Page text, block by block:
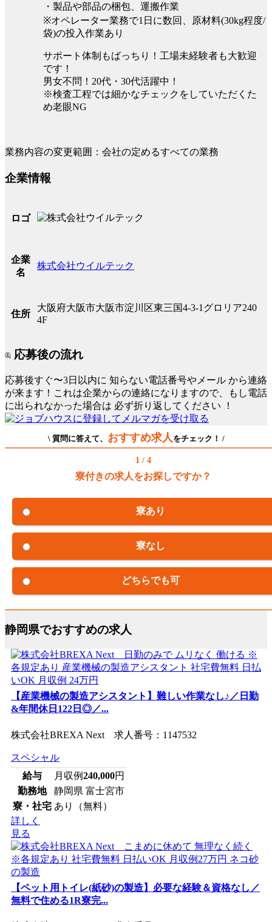
・製品や部品の梱包、運搬作業
※オペレーター業務で1日に数回、原材料(30kg程度/
袋)の投入作業あり
サポート体制もばっちり！工場未経験者も大歓迎
です！
男女不問！20代・30代活躍中！
※検査工程では細かなチェックをしていただくた
め老眼NG
業務内容の変更範囲：会社の定めるすべての業務
企業情報
ロゴ
企業
名
株式会社ウイルテック
住所
大阪府大阪市大阪市淀川区東三国4-3-1グロリア240
4F
応募後の流れ
応募後すぐ〜3日以内に 知らない電話番号やメール から連絡
が来ます！これは企業からの連絡になりますので、もし電話
に出られなかった場合は 必ず折り返してください ！
\ 質問に答えて、 おすすめ求人 をチェック！ /
1 / 4
寮付きの求人をお探しですか？
寮あり
寮なし
どちらでも可
静岡県でおすすめの求人
【産業機械の製造アシスタント】難しい作業なし♪／日勤
&年間休日122日◎／...
株式会社BREXA Next 求人番号：1147532
スペシャル
給与
月収例240,000円
勤務地
静岡県 富士宮市
寮・社宅 あり（無料）
詳しく
見る
【ペット用トイレ(紙砂)の製造】必要な経験＆資格なし／
無料で住める1R寮完...